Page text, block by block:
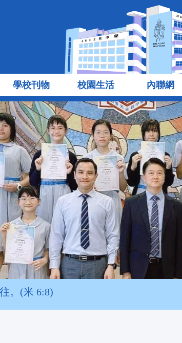
學校刊物 校園生活 內聯網
。(米 6:8)